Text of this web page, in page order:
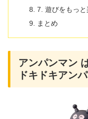
7. 遊びをもっ
まとめ
アンパンマン
ドキドキアン